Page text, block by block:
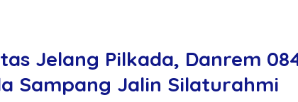
Jelang Pilkada, Danrem
Sampang Jalin Silaturahmi